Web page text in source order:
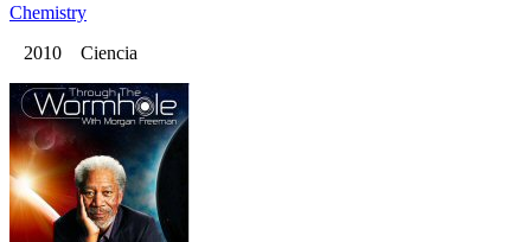
Chemistry
2010 Ciencia